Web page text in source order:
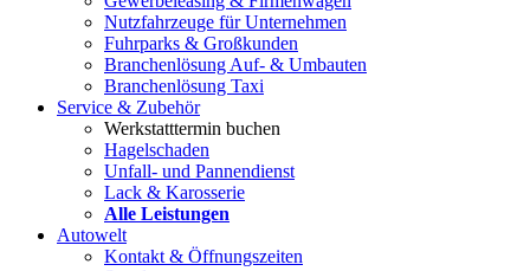
Nutzfahrzeuge für Unternehmen
Fuhrparks & Großkunden
Branchenlösung Auf- & Umbauten
Branchenlösung Taxi
Service & Zubehör
Werkstatttermin buchen
Hagelschaden
Unfall- und Pannendienst
Lack & Karosserie
Alle Leistungen
Autowelt
Kontakt & Öffnungszeiten